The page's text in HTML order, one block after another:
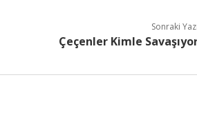
Sonraki
Çeçenler Kimle